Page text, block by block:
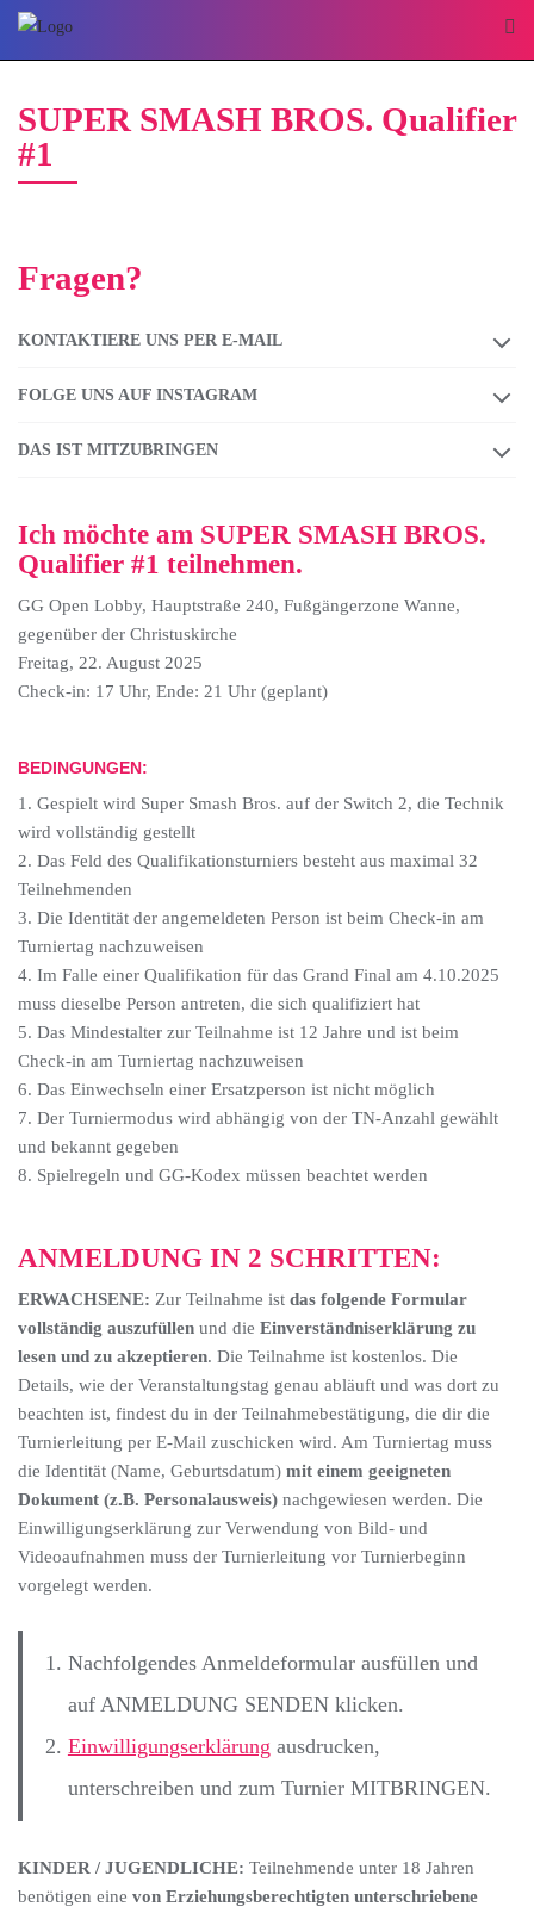
Skip
SUPER SMASH BROS. Qualifier
#1
Fragen?
KONTAKTIERE UNS PER E-MAIL
FOLGE UNS AUF INSTAGRAM
DAS IST MITZUBRINGEN
Ich möchte am SUPER SMASH BROS.
Qualifier #1 teilnehmen.
GG Open Lobby, Hauptstraße 240, Fußgängerzone Wanne,
gegenüber der Christuskirche
Freitag, 22. August 2025
Check-in: 17 Uhr, Ende: 21 Uhr (geplant)
BEDINGUNGEN:
1. Gespielt wird Super Smash Bros. auf der Switch 2, die Technik
wird vollständig gestellt
2. Das Feld des Qualifikationsturniers besteht aus maximal 32
Teilnehmenden
3. Die Identität der angemeldeten Person ist beim Check-in am
Turniertag nachzuweisen
4. Im Falle einer Qualifikation für das Grand Final am 4.10.2025
muss dieselbe Person antreten, die sich qualifiziert hat
5. Das Mindestalter zur Teilnahme ist 12 Jahre und ist beim
Check-in am Turniertag nachzuweisen
6. Das Einwechseln einer Ersatzperson ist nicht möglich
7. Der Turniermodus wird abhängig von der TN-Anzahl gewählt
und bekannt gegeben
8. Spielregeln und GG-Kodex müssen beachtet werden
ANMELDUNG IN 2 SCHRITTEN:
ERWACHSENE: Zur Teilnahme ist das folgende Formular
vollständig auszufüllen und die Einverständniserklärung zu
lesen und zu akzeptieren. Die Teilnahme ist kostenlos. Die
Details, wie der Veranstaltungstag genau abläuft und was dort zu
beachten ist, findest du in der Teilnahmebestätigung, die dir die
Turnierleitung per E-Mail zuschicken wird. Am Turniertag muss
die Identität (Name, Geburtsdatum) mit einem geeigneten
Dokument (z.B. Personalausweis) nachgewiesen werden. Die
Einwilligungserklärung zur Verwendung von Bild- und
Videoaufnahmen muss der Turnierleitung vor Turnierbeginn
vorgelegt werden.
Nachfolgendes Anmeldeformular ausfüllen und
auf ANMELDUNG SENDEN klicken.
Einwilligungserklärung ausdrucken,
unterschreiben und zum Turnier MITBRINGEN.
KINDER / JUGENDLICHE: Teilnehmende unter 18 Jahren
benötigen eine von Erziehungsberechtigten unterschriebene